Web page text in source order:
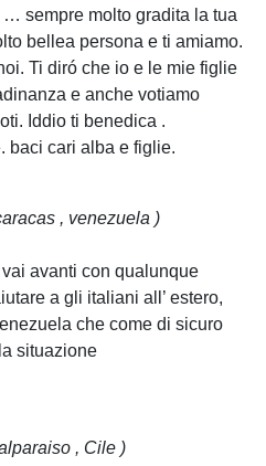
sempre molto gradita la tua
bellea persona e ti amiamo.
Ti diró che io e le mie figlie
e anche votiamo
Iddio ti benedica .
baci cari alba e figlie.
, venezuela )
avanti con qualunque
a gli italiani all’ estero,
che come di sicuro
situazione
, Cile )